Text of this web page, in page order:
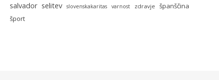
salvador selitev slovenskakaritas varnost zdravje španščina
šport